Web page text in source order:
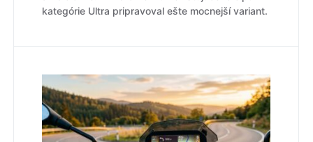
kategórie Ultra pripravoval ešte mocnejší variant.